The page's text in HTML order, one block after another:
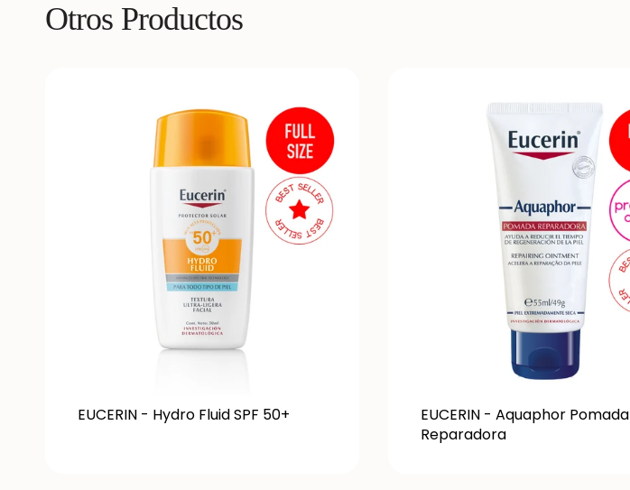
Otros Productos
EUCERIN - Hydro Fluid SPF 50+
EUCERIN - Aquaphor Pomada
Reparadora